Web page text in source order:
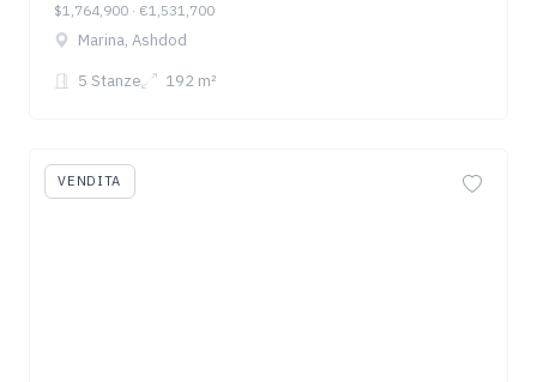
$1,764,900 · €1,531,700
Marina, Ashdod
5 Stanze
192 m²
VENDITA